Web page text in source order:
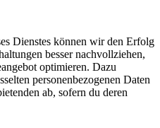
Dienstes können wir den Erfolg
besser nachvollziehen,
optimieren. Dazu
personenbezogenen Daten
ab, sofern du deren